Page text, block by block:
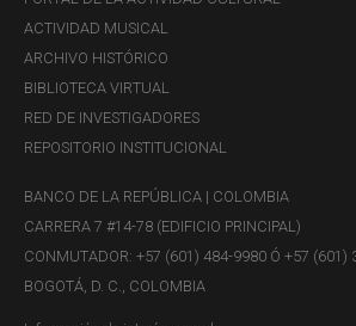
ACTIVIDAD MUSICAL
ARCHIVO HISTÓRICO
BIBLIOTECA VIRTUAL
RED DE INVESTIGADORES
REPOSITORIO INSTITUCIONAL
BANCO DE LA REPÚBLICA | COLOMBIA
CARRERA 7 #14-78 (EDIFICIO PRINCIPAL)
CONMUTADOR: +57 (601) 484-9980 Ó +57 (601)
BOGOTÁ, D. C., COLOMBIA